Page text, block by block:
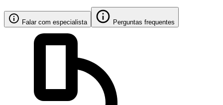
Falar com especialista Perguntas frequentes